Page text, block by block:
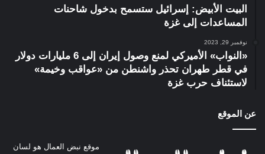
البيت الأبيض: إسرائيل ستسمح بدخول شاحنات
المساعدات إلى غزة
نوفمبر 29, 2023
«النواب» الأميركي لمنع وصول إيران إلى 6 مليارات دولار
في قطر طهران تحذر واشنطن من «عواقب وخيمة»
لاستئناف حرب غزة
عن الموقع
موقع نبض العمال هو لسان